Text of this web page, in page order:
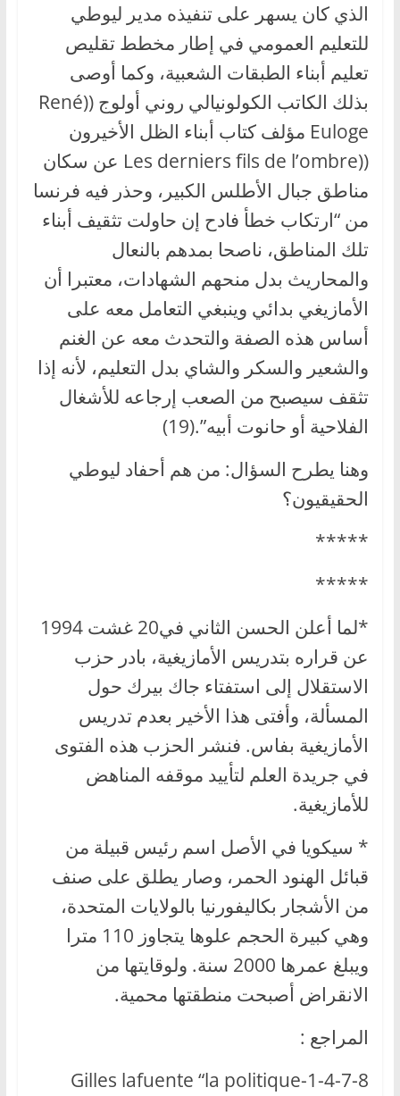
الذي كان يسهر على تنفيذه مدير ليوطي
للتعليم العمومي في إطار مخطط تقليص
تعليم أبناء الطبقات الشعبية، وكما أوصى
بذلك الكاتب الكولونيالي روني أولوج ((René
Euloge مؤلف كتاب أبناء الظل الأخيرون
((Les derniers fils de l’ombre عن سكان
مناطق جبال الأطلس الكبير، وحذر فيه فرنسا
من “ارتكاب خطأ فادح إن حاولت تثقيف أبناء
تلك المناطق، ناصحا بمدهم بالنعال
والمحاريث بدل منحهم الشهادات، معتبرا أن
الأمازيغي بدائي وينبغي التعامل معه على
أساس هذه الصفة والتحدث معه عن الغنم
والشعير والسكر والشاي بدل التعليم، لأنه إذا
تثقف سيصبح من الصعب إرجاعه للأشغال
الفلاحية أو حانوت أبيه”.(19)
وهنا يطرح السؤال: من هم أحفاد ليوطي
الحقيقيون؟
*****
*****
*لما أعلن الحسن الثاني في20 غشت 1994
عن قراره بتدريس الأمازيغية، بادر حزب
الاستقلال إلى استفتاء جاك بيرك حول
المسألة، وأفتى هذا الأخير بعدم تدريس
الأمازيغية بفاس. فنشر الحزب هذه الفتوى
في جريدة العلم لتأييد موقفه المناهض
للأمازيغية.
* سيكويا في الأصل اسم رئيس قبيلة من
قبائل الهنود الحمر، وصار يطلق على صنف
من الأشجار بكاليفورنيا بالولايات المتحدة،
وهي كبيرة الحجم علوها يتجاوز 110 مترا
ويبلغ عمرها 2000 سنة. ولوقايتها من
الانقراض أصبحت منطقتها محمية.
المراجع :
1-4-7-8-Gilles lafuente “la politique